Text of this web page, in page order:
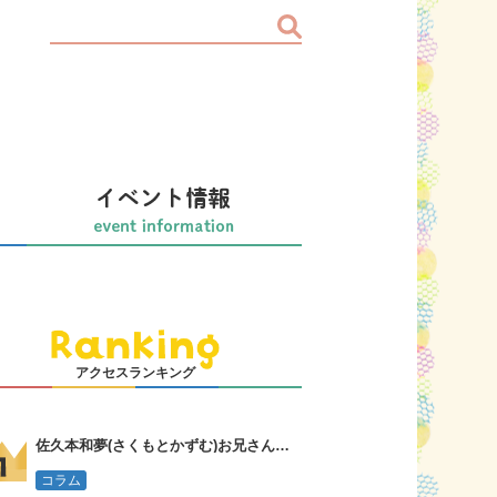
アクセスランキング
佐久本和夢(さくもとかずむ)お兄さんってどんな人？誠お兄さんの言葉
コラム